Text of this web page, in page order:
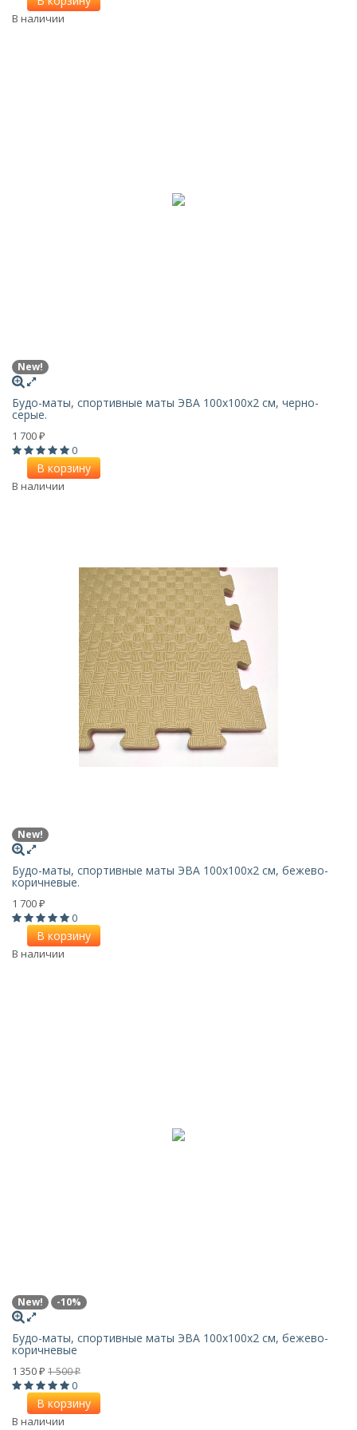
В наличии
New!
Будо-маты, спортивные маты ЭВА 100х100x2 см, черно-
серые.
1 700 ₽
0
В корзину
В наличии
New!
Будо-маты, спортивные маты ЭВА 100х100x2 см, бежево-
коричневые.
1 700 ₽
0
В корзину
В наличии
New! -10%
Будо-маты, спортивные маты ЭВА 100х100x2 см, бежево-
коричневые
1 350 ₽ 1 500₽
0
В корзину
В наличии